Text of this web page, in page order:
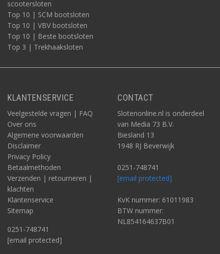
scootersloten
Top 10 | SCM bootsloten
Top 10 | VBV bootsloten
Top 10 | Beste bootsloten
Top 3 | Trekhaaksloten
KLANTENSERVICE
Veelgestelde vragen | FAQ
Over ons
Algemene voorwaarden
Disclaimer
Privacy Policy
Betaalmethoden
Verzenden | retourneren |
klachten
Klantenservice
Sitemap
0251-748741
[email protected]
CONTACT
Slotenonline.nl is onderdeel
van Media 73 B.V.
Biesland 13
1948 RJ Beverwijk
0251-748741
[email protected]
KvK nummer: 61011983
BTW nummer:
NL854164637B01